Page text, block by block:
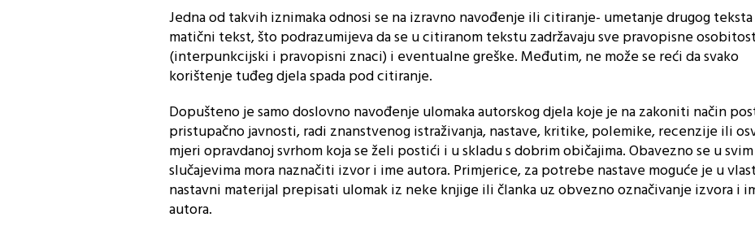
Jedna od takvih iznimaka odnosi se na izravno navođenje ili citiranje- umetanje drugog
matični tekst, što podrazumijeva da se u citiranom tekstu zadržavaju sve pravopisne
(interpunkcijski i pravopisni znaci) i eventualne greške. Međutim, ne može se reći da svako
korištenje tuđeg djela spada pod citiranje.
Dopušteno je samo doslovno navođenje ulomaka autorskog djela koje je na zakoniti način
pristupačno javnosti, radi znanstvenog istraživanja, nastave, kritike, polemike, recenzije ili
mjeri opravdanoj svrhom koja se želi postići i u skladu s dobrim običajima. Obavezno se u svim
slučajevima mora naznačiti izvor i ime autora. Primjerice, za potrebe nastave moguće je u
nastavni materijal prepisati ulomak iz neke knjige ili članka uz obvezno označivanje izvora i
autora.